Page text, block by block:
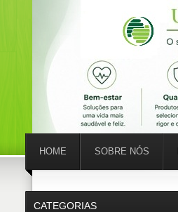
CATEGORIAS
HOME SOBRE NÓS